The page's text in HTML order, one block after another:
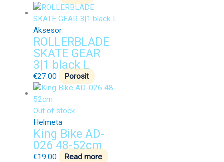
Aksesor
ROLLERBLADE
SKATE GEAR
3|1 black L
€27.00 Porosit
Out of stock
Helmeta
King Bike AD-
026 48-52cm
€19.00 Read more